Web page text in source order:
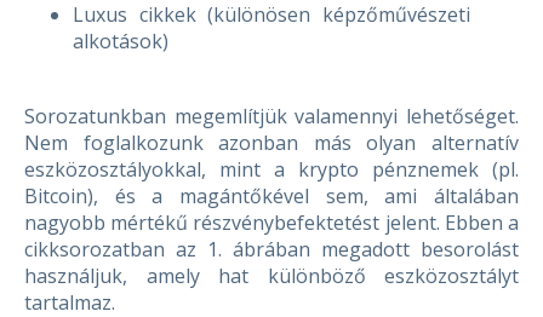
Luxus cikkek (különösen képzőművészeti
alkotások)
Sorozatunkban megemlítjük valamennyi lehetőséget.
Nem foglalkozunk azonban más olyan alternatív
eszközosztályokkal, mint a krypto pénznemek (pl.
Bitcoin), és a magántőkével sem, ami általában
nagyobb mértékű részvénybefektetést jelent. Ebben a
cikksorozatban az 1. ábrában megadott besorolást
használjuk, amely hat különböző eszközosztályt
tartalmaz.